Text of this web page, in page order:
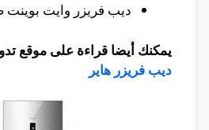
ديب فريزر وايت
يمكنك أيضا قراءة على موقع
ديب فريزر هاير